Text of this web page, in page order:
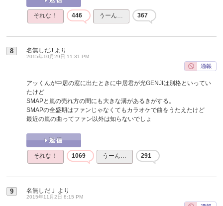
それな！ 446 うーん… 367
8 名無しだJ より
2015年10月29日 11:31 PM
アッくんが中居の窓に出たときに中居君が光GENJIは別格といってい
たけど
SMAPと嵐の売れ方の間にも大きな溝があるきがする。
SMAPの全盛期はファンじゃなくてもカラオケで曲をうたえたけど
最近の嵐の曲ってファン以外は知らないでしょ
それな！ 1069 うーん… 291
9 名無しだＪ より
2015年11月2日 8:15 PM